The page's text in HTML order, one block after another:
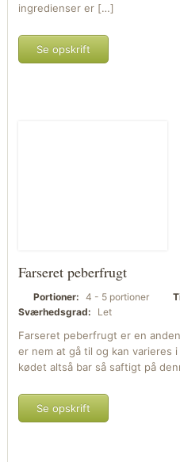
ingredienser er […]
Se opskrift
Farseret peberfrugt
Portioner: 4 - 5 portioner
Sværhedsgrad:
Let
Farseret peberfrugt er en
er nem at gå til og kan varieres
kødet altså bar så saftigt på
Se opskrift